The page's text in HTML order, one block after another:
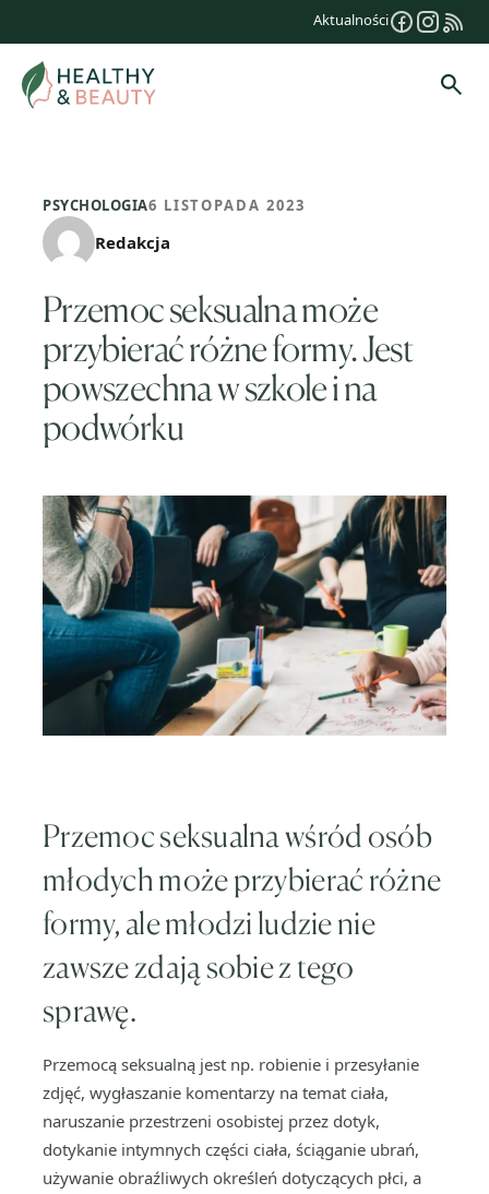
treści
Aktualności
PSYCHOLOGIA6 LISTOPADA 2023
Redakcja
Przemoc seksualna może
przybierać różne formy. Jest
powszechna w szkole i na
podwórku
Przemoc seksualna wśród osób
młodych może przybierać różne
formy, ale młodzi ludzie nie
zawsze zdają sobie z tego
sprawę.
Przemocą seksualną jest np. robienie i przesyłanie
zdjęć, wygłaszanie komentarzy na temat ciała,
naruszanie przestrzeni osobistej przez dotyk,
dotykanie intymnych części ciała, ściąganie ubrań,
używanie obraźliwych określeń dotyczących płci, a